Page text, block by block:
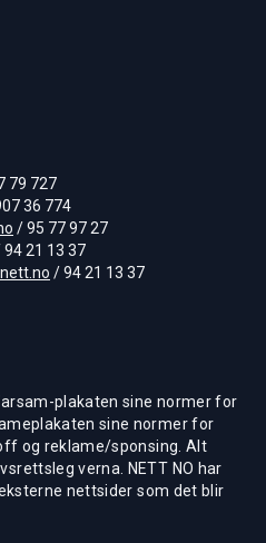
79 727
36 774
/ 95 77 97 27
94 21 13 37
/ 94 21 13 37
plakaten sine normer for
sine normer for
og reklame/sponsing. Alt
verna. NETT NO har
nettsider som det blir